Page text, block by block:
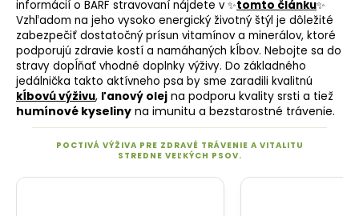
informácií o BARF stravovaní nájdete v ✨tomto článku✨
Vzhľadom na jeho vysoko energický životný štýl je dôležité
zabezpečiť dostatočný prísun vitamínov a minerálov, ktoré
podporujú zdravie kostí a namáhaných kĺbov. Nebojte sa do
stravy dopĺňať vhodné doplnky výživy. Do základného
jedálnička takto aktívneho psa by sme zaradili kvalitnú
kĺbovú výživu, ľanový olej na podporu kvality srsti a tiež
humínové kyseliny na imunitu a bezstarostné trávenie.